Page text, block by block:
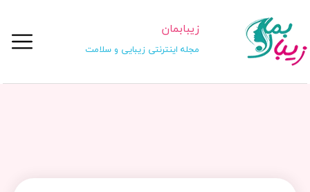
زیبابمان
مجله اینترنتی زیبایی و سلامت